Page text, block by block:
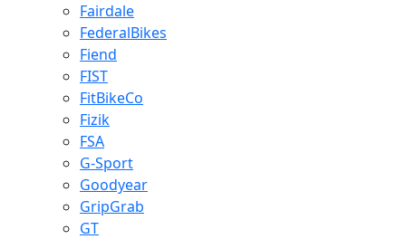
Fairdale
FederalBikes
Fiend
FIST
FitBikeCo
Fizik
FSA
G-Sport
Goodyear
GripGrab
GT